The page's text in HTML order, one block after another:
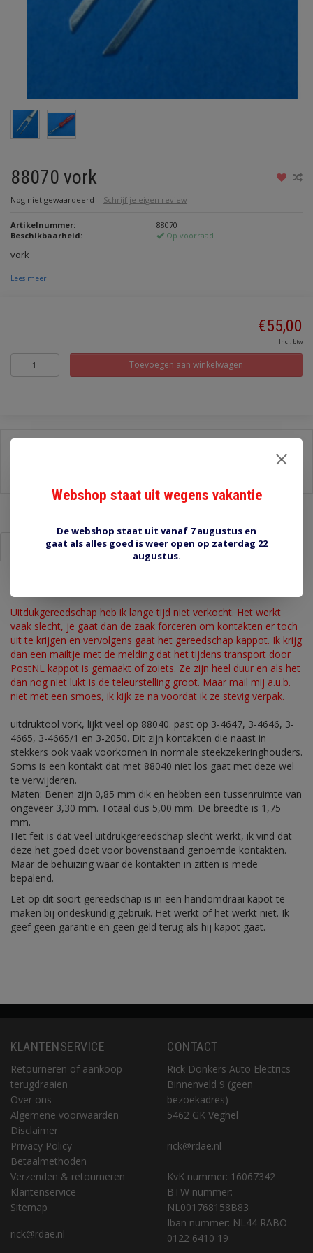
88070 vork
Nog niet gewaardeerd | Schrijf je eigen review
Artikelnummer:
88070
Beschikbaarheid:
Op voorraad
vork
Lees meer
€55,00
Incl. btw
Toevoegen aan winkelwagen
Informatie Reviews (0)
88070 vork
Uitdukgereedschap heb ik lange tijd niet verkocht. Het werkt
vaak slecht, je gaat dan de zaak forceren om kontakten er toch
uit te krijgen en vervolgens gaat het gereedschap kappot. Ik krijg
dan een mailtje met de melding dat het tijdens transport door
PostNL kappot is gemaakt of zoiets. Ze zijn heel duur en als het
dan nog niet lukt is de teleurstelling groot. Maar mail mij a.u.b.
niet met een smoes, ik kijk ze na voordat ik ze stevig verpak.
uitdruktool vork, lijkt veel op 88040. past op 3-4647, 3-4646, 3-
4665, 3-4665/1 en 3-2050. Dit zijn kontakten die naast in
stekkers ook vaak voorkomen in normale steekzekeringhouders.
Soms is een kontakt dat met 88040 niet los gaat met deze wel
te verwijderen.
Maten: Benen zijn 0,85 mm dik en hebben een tussenruimte van
ongeveer 3,30 mm. Totaal dus 5,00 mm. De breedte is 1,75
mm.
Het feit is dat veel uitdrukgereedschap slecht werkt, ik vind dat
deze het goed doet voor bovenstaand genoemde kontakten.
Maar de behuizing waar de kontakten in zitten is mede
bepalend.
Let op dit soort gereedschap is in een handomdraai kapot te
maken bij ondeskundig gebruik. Het werkt of het werkt niet. Ik
geef geen garantie en geen geld terug als hij kapot gaat.
KLANTENSERVICE
Retourneren of aankoop
terugdraaien
Over ons
Algemene voorwaarden
Disclaimer
Privacy Policy
Betaalmethoden
Verzenden & retourneren
Klantenservice
Sitemap
rick@rdae.nl
CONTACT
Rick Donkers Auto Electrics
Binnenveld 9 (geen
bezoekadres)
5462 GK Veghel
rick@rdae.nl
KvK nummer: 16067342
BTW nummer:
NL001768158B83
Iban nummer: NL44 RABO
0122 6410 19
Webshop staat uit wegens vakantie
De webshop staat uit vanaf 7 augustus en
gaat als alles goed is weer open op zaterdag 22
augustus.